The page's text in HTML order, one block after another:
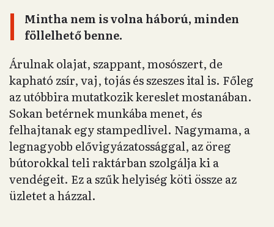
Mintha nem is volna háború, minden
föllelhető benne.
Árulnak olajat, szappant, mosószert, de
kapható zsír, vaj, tojás és szeszes ital is. Főleg
az utóbbira mutatkozik kereslet mostanában.
Sokan betérnek munkába menet, és
felhajtanak egy stampedlivel. Nagymama, a
legnagyobb elővigyázatossággal, az öreg
bútorokkal teli raktárban szolgálja ki a
vendégeit. Ez a szűk helyiség köti össze az
üzletet a házzal.